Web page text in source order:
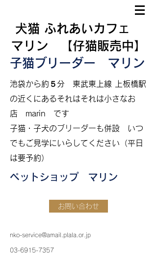
犬猫 ふれあいカフェ
マリン 【仔猫販売中】
子猫ブリーダー マリン
​池袋から約５分 東武東上線 上板橋駅
の近くにあるそれはそれは小さなお
店 marin です
​子猫・子犬のブリーダーも併設 いつ
でもご見学にいらしてください（平日
は要予約）
ペットショップ マリン
お問い合わせ
nko-service@amail.plala.or.jp
03-6915-7357